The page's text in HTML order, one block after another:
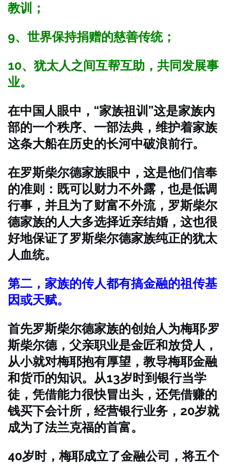
教训；
9、世界保持捐赠的慈善传统；
10、犹太人之间互帮互助，共同发展事
业。
在中国人眼中，“家族祖训”这是家族内
部的一个秩序、一部法典，维护着家族
这条大船在历史的长河中破浪前行。
在罗斯柴尔德家族眼中，这是他们信奉
的准则：既可以财力不外露，也是低调
行事，并且为了财富不外流，罗斯柴尔
德家族的人大多选择近亲结婚，这也很
好地保证了罗斯柴尔德家族纯正的犹太
人血统。
第二，家族的传人都有搞金融的祖传基
因或天赋。
首先罗斯柴尔德家族的创始人为梅耶·罗
斯柴尔德，父亲职业是金匠和放贷人，
从小就对梅耶抱有厚望，教导梅耶金融
和货币的知识。从13岁时到银行当学
徒，凭借能力很快冒出头，还凭借赚的
钱买下会计所，经营银行业务，20岁就
成为了法兰克福的首富。
40岁时，梅耶成立了金融公司，将五个